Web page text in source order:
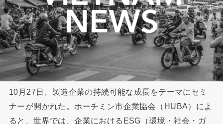
10月27日、製造企業の持続可能な成長をテーマにセミ
ナーが開かれた。ホーチミン市企業協会（HUBA）によ
ると、世界では、企業におけるESG（環境・社会・ガ